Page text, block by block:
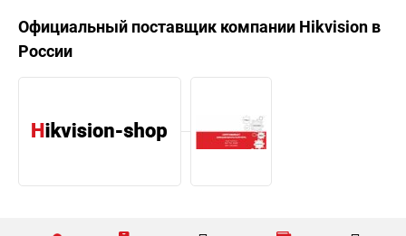
Официальный поставщик компании Hikvision в
России